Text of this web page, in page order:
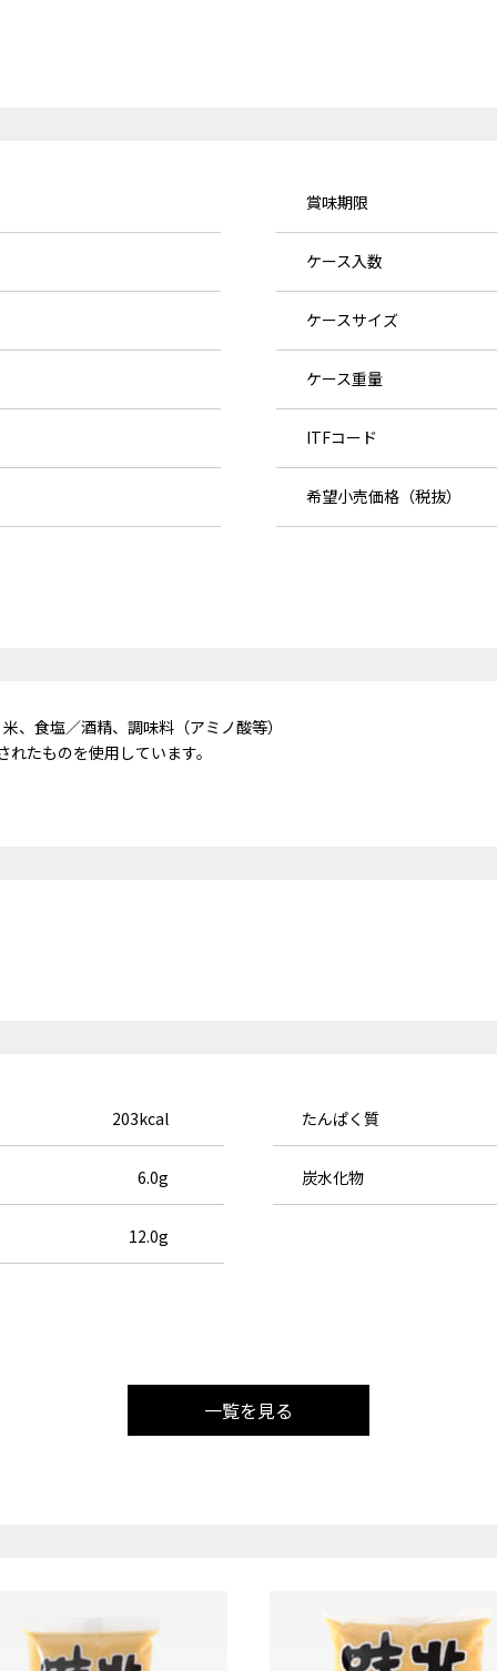
賞味期限
ケース入数
ケースサイズ
ケース重量
ITFコード
希望小売価格（税抜）
、食塩／酒精、調味料（アミノ酸等）
たものを使用しています。
203kcal
6.0g
12.0g
たんぱく質
炭水化物
一覧を見る